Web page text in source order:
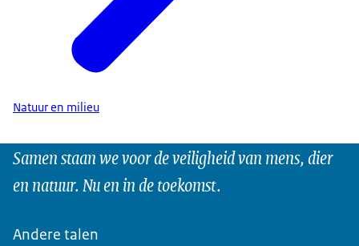
Natuur en milieu
Samen staan we voor de veiligheid van mens, dier
en natuur. Nu en in de toekomst.
Andere talen